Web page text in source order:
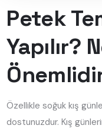
Petek
Yapılır?
Özellikle soğuk kış
dostunuzdur. Kış